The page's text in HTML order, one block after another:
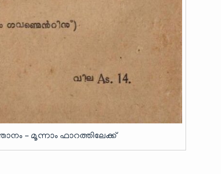
– മൂന്നാം ഫാറത്തിലേക്ക്